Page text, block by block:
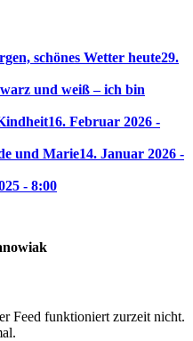
schönes Wetter heute29.
und weiß – ich bin
16. Februar 2026 -
und Marie14. Januar 2026 -
- 8:00
Feed funktioniert zurzeit nicht.